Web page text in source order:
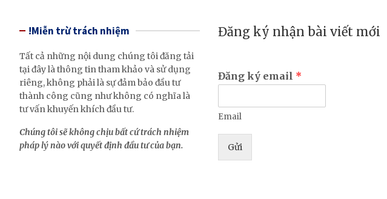
!Miễn trừ trách nhiệm
Tất cả những nội dung chúng tôi đăng tải
tại đây là thông tin tham khảo và sử dụng
riêng, không phải là sự đảm bảo đầu tư
thành công cũng như không có nghĩa là
tư vấn khuyến khích đầu tư.
Chúng tôi sẽ không chịu bất cứ trách nhiệm
pháp lý nào với quyết định đầu tư của bạn.
Đăng ký nhận bài viết mới
Đăng ký email *
Email
Gửi